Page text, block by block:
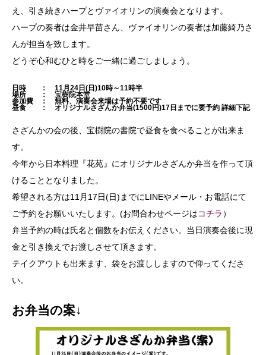
え、引き続きハープとヴァイオリンの演奏会となります。
ハープの奏者は金井早苗さん、ヴァイオリンの奏者は加藤綺乃さ
んが担当を致します。
どうぞ心和むひと時をご一緒に過ごしましょう。
日時 ： 11月24日(日)10時～11時半
場所 ： 宝樹院本堂
参加費 ： 無料、演奏会来場は予約不要です
昼食 ： オリジナルさざんか弁当(1500円)17日までに要予約 詳細下記
さざんかの会の後、宝樹院の書院で昼食を食べることが出来ま
す。
今年から日本料理『花苑』にオリジナルさざんか弁当を作って頂
けることとなりました。
希望される方は11月17日(日)までにLINEやメール・お電話にて
ご予約をお願いいたします。(お問合わせページはコチラ ）
弁当予約の時は氏名と個数をお伝えください。当日演奏会後に現
金と引き換えでお渡しさせて頂きます。
テイクアウトも出来ます、袋をお渡ししますので仰ってくださ
い。
お弁当の案↓